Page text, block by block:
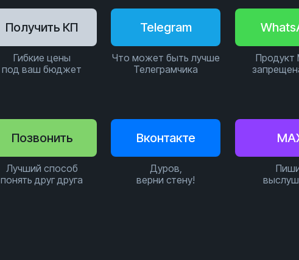
Позвонить
Лучший способ
понять друг друга
Продукт
Telegram
Что может быть лучше
Телеграмчика
Вконтакте
Дуров,
верни стену!
Получить КП
Гибкие цены
под ваш бюджет